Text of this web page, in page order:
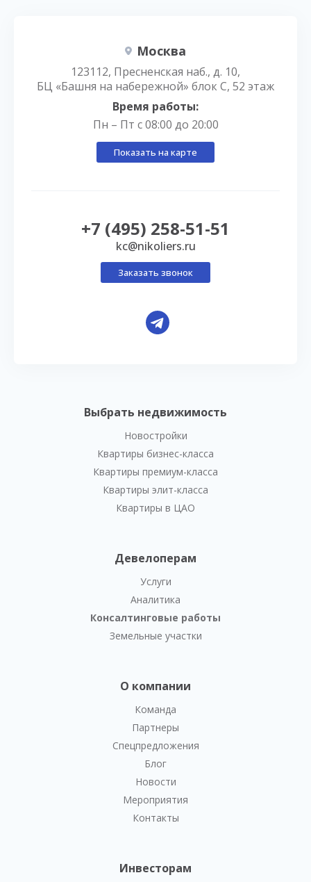
Выбрать недвижимость
Новостройки
Квартиры бизнес-класса
Квартиры премиум-класса
Квартиры элит-класса
Квартиры в ЦАО
Девелоперам
Услуги
Аналитика
Консалтинговые работы
Земельные участки
О компании
Команда
Партнеры
Спецпредложения
Блог
Новости
Мероприятия
Контакты
Инвесторам
Москва
123112, Пресненская наб., д. 10,
БЦ «Башня на набережной» блок С, 52 этаж
Время работы:
Пн – Пт с 08:00 до 20:00
Показать на карте
+7 (495) 258-51-51
kc@nikoliers.ru
Заказать звонок